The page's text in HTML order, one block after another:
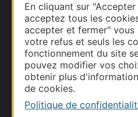
En cliquant sur
acceptez tous les
accepter et fermer"
votre refus et seuls les
fonctionnement du site
pouvez modifier vos
obtenir plus
de cookies.
Politique de
Thermalisme
Business/Mice
Pros d'Occitanie